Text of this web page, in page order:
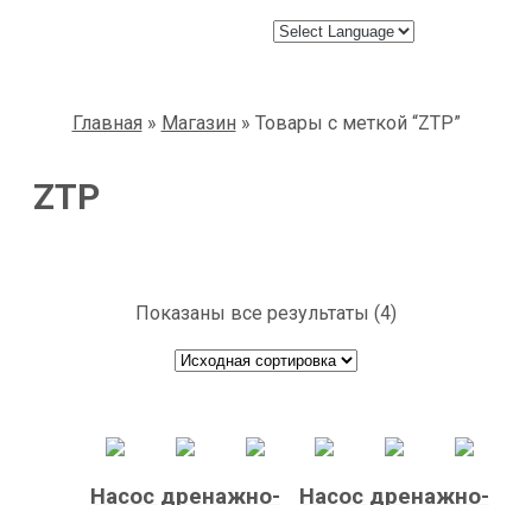
Главная » Магазин » Товары с меткой “ZTP”
ZTP
Показаны все результаты (4)
Насос дренажно-
Насос дренажно-